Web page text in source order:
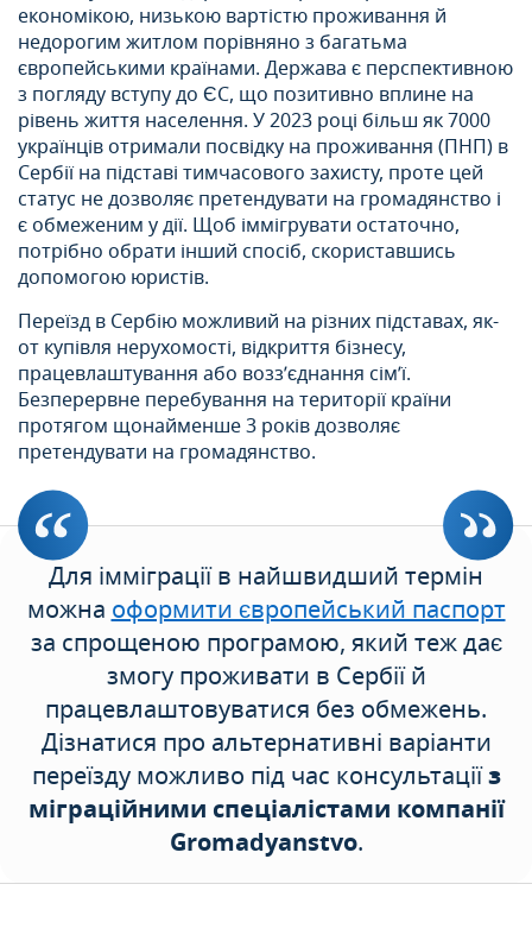
економікою, низькою вартістю проживання й
недорогим житлом порівняно з багатьма
європейськими країнами. Держава є перспективною
з погляду вступу до ЄС, що позитивно вплине на
рівень життя населення. У 2023 році більш як 7000
українців отримали посвідку на проживання (ПНП) в
Сербії на підставі тимчасового захисту, проте цей
статус не дозволяє претендувати на громадянство і
є обмеженим у дії. Щоб іммігрувати остаточно,
потрібно обрати інший спосіб, скориставшись
допомогою юристів.
Переїзд в Сербію можливий на різних підставах, як-
от купівля нерухомості, відкриття бізнесу,
працевлаштування або возз’єднання сім’ї.
Безперервне перебування на території країни
протягом щонайменше 3 років дозволяє
претендувати на громадянство.
Для імміграції в найшвидший термін
можна оформити європейський паспорт
за спрощеною програмою, який теж дає
змогу проживати в Сербії й
працевлаштовуватися без обмежень.
Дізнатися про альтернативні варіанти
переїзду можливо під час консультаціїз
міграційними спеціалістами компанії
Gromadyanstvo.